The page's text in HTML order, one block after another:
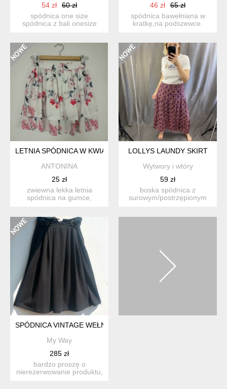
54 zł
60 zł
spódnica one size
spódnica z bali onesize
46 zł
65 zł
spódnica bawełniana w
kratkę,na podszewce.
LETNIA SPÓDNICA W KWIATY S/M
ANTONINA
25 zł
zwiewna lekka letnia
spódnica na gumce,
LOLLYS LAUNDY SKIRT
Wytwory i wtóry
59 zł
boska spódnica z
surowym/postrzępionym
SPÓDNICA VINTAGE WEŁNA
My Way
285 zł
bardzo proszę o
nierezerwowanie produktu,